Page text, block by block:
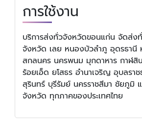
การใช้งาน
บริการส่งทั่วจังหวัดขอนแก่น จัดส่ง
จังหวัด เลย หนองบัวลำภู อุดรธานี
สกลนคร นครพนม มุกดาหาร กาฬสิ
ร้อยเอ็ด ยโสธร อำนาเจริญ อุบลราช
สุรินทร์ บุรีรัมย์ นครราชสีมา ชัยภูมิ
จังหวัด ทุกภาคของประเทศไทย